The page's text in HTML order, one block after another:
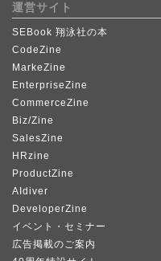
運営サイト
SEBook 翔泳社の本
CodeZine
MarkeZine
EnterpriseZine
CommerceZine
Biz/Zine
SalesZine
HRzine
ProductZine
AIdiver
DeveloperZine
イベント・セミナー
広告掲載のご案内